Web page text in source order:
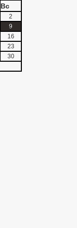
Вс
2
9
16
23
30